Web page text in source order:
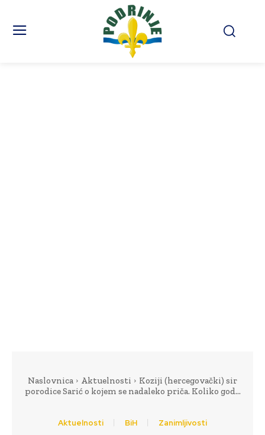
Naslovnica Aktuelnosti
Koziji (hercegovački) sir
porodice Sarić o kojem se nadaleko priča. Koliko god...
Aktuelnosti BiH Zanimljivosti